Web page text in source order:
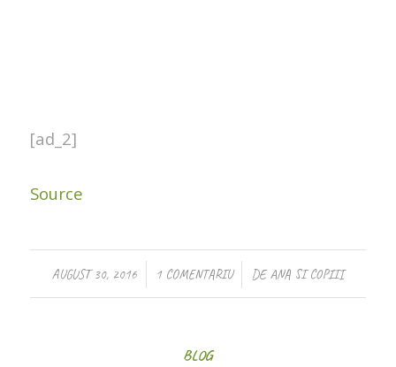
[ad_2]
Source
AUGUST 30, 2016
/ 1 COMENTARIU
/ DE ANA SI COPIII
BLOG